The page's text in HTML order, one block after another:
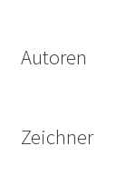
Autoren
Zeichner